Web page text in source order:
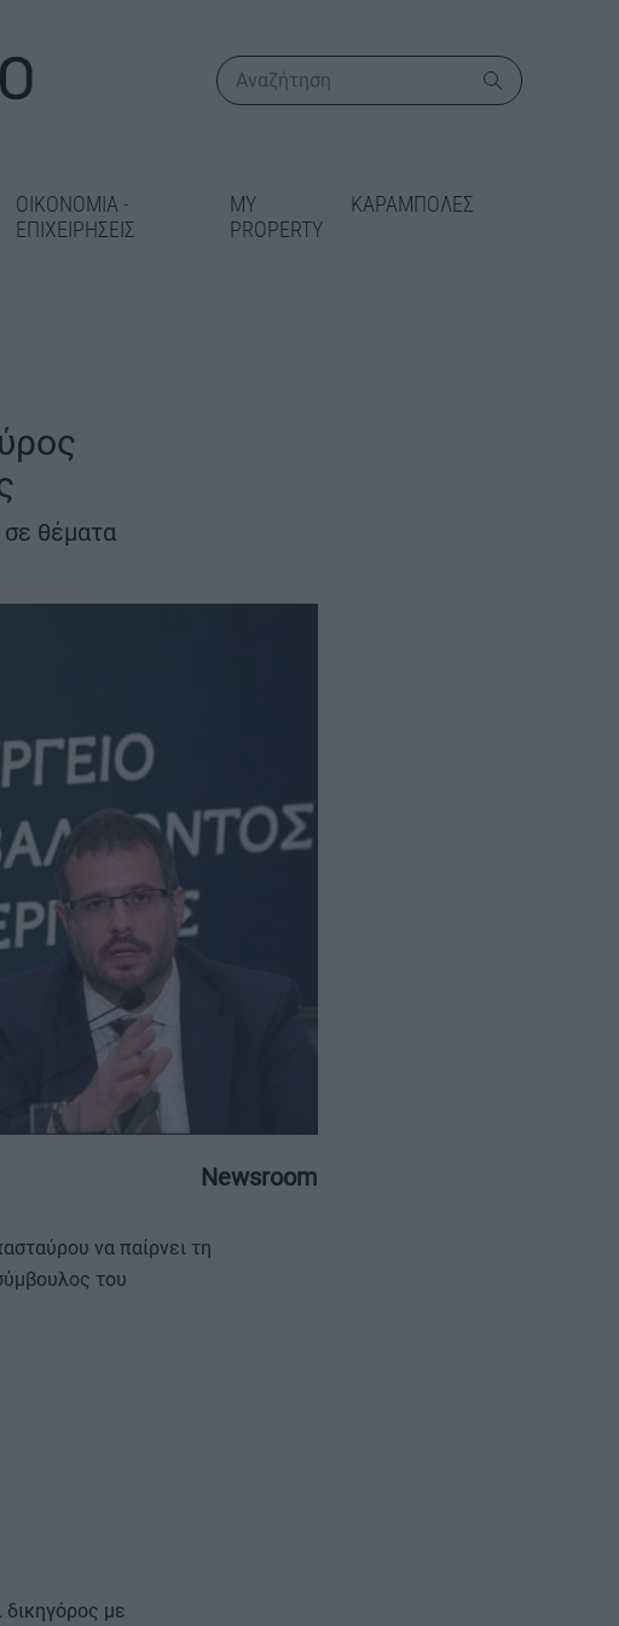
ΟΙΚΟΝΟΜΙΑ -
ΕΠΙΧΕΙΡΗΣΕΙΣ
MY
PROPERTY
ΚΑΡΑΜΠΟΛΕΣ
Νέα έργα στο οδικό
και ΟΧΕ 22,46 εκατ.
Ο σχεδιασμός έως το
ΕΠΙΚΟΙΝΩΝΙΑ
θέματα
Newsroom
να παίρνει τη
του
δικηγόρος με